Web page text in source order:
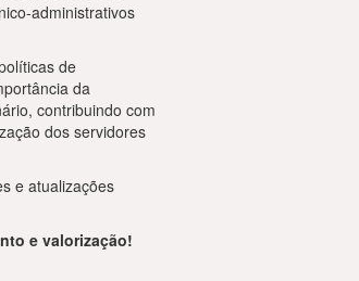
administrativos
de
da
contribuindo com
dos servidores
e atualizações
e valorização!